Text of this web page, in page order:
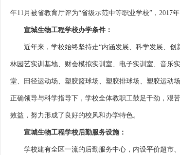
年11月被省教育厅评为“省级示范中等职业学校”，2017
宣城生物工程学校办学条件：
近年来，学校始终坚持走“内涵发展、科学发展、创
林园艺实训基地、财会模拟实训室、电子实训室、音乐
堂、田径运动场、塑胶篮球场、塑胶排球场、塑胶运动
正确领导与科学指导下，学校全体教职工鼓足干劲，艰
效益，努力形成了良好的校风和办学特色。
宣城生物工程学校后勤服务设施：
学校建有全区一流的后勤服务中心，内设平价超市、